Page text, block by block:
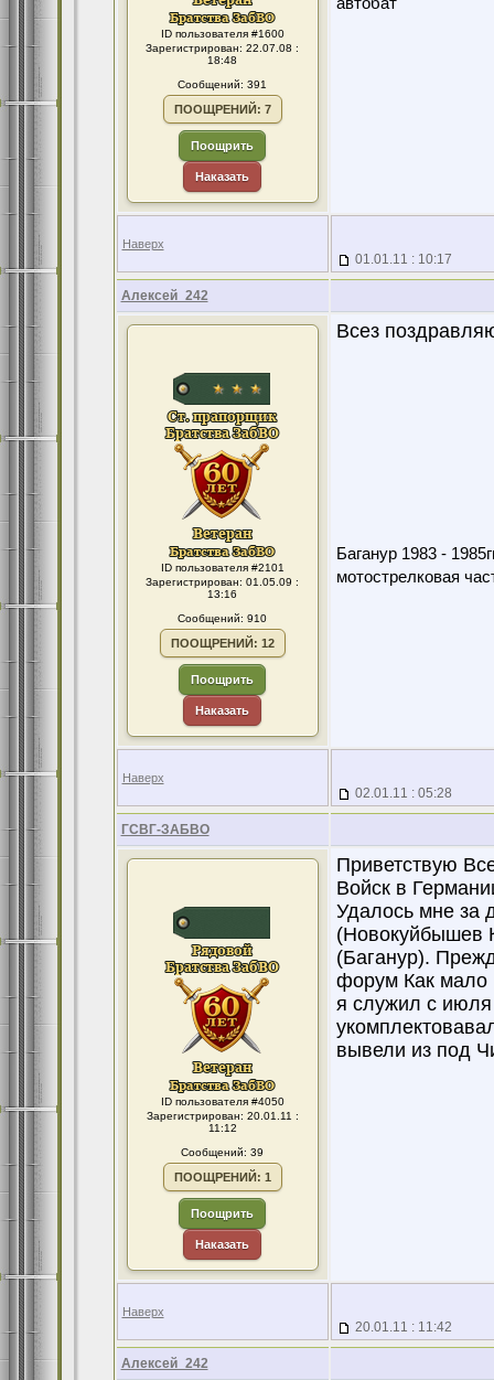
ID пользователя #1600
Зарегистрирован: 22.07.08 :
18:48
Сообщений: 391
ПООЩРЕНИЙ: 7
Поощрить
Наказать
Наверх
01.01.11 : 10:17
Алексей_242
ID пользователя #2101
Зарегистрирован: 01.05.09 :
13:16
Сообщений: 910
ПООЩРЕНИЙ: 12
Поощрить
Наказать
Всез
Баганур 1983 -
мотострелковая
Наверх
02.01.11 : 05:28
ГСВГ-ЗАБВО
ID пользователя #4050
Зарегистрирован: 20.01.11 :
11:12
Сообщений: 39
ПООЩРЕНИЙ: 1
Поощрить
Наказать
Приветствую
Войск в
Удалось мне за
(Новокуйбышев
(Баганур).
форум Как мало
я служил с
вывели из под
Наверх
20.01.11 : 11:42
Алексей_242